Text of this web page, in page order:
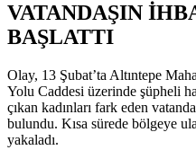
VATANDAŞIN
BAŞLATTI
Olay, 13 Şubat’ta Altıntepe
Yolu Caddesi üzerinde şüpheli
çıkan kadınları fark eden
bulundu. Kısa sürede bölgeye
yakaladı.